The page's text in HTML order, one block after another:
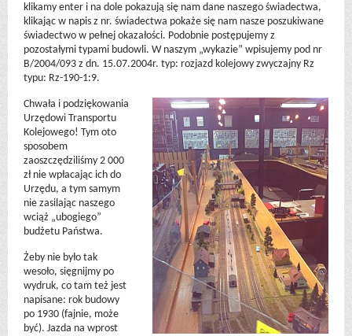
klikamy enter i na dole pokazują się nam dane naszego świadectwa,
klikając w napis z nr. świadectwa pokaże się nam nasze poszukiwane
świadectwo w pełnej okazałości. Podobnie postępujemy z
pozostałymi typami budowli. W naszym „wykazie” wpisujemy pod nr
B/2004/093 z dn. 15.07.2004r. typ: rozjazd kolejowy zwyczajny Rz
typu: Rz-190-1:9.
Chwała i podziękowania
Urzędowi Transportu
Kolejowego! Tym oto
sposobem
zaoszczędziliśmy 2 000
zł nie wpłacając ich do
Urzędu, a tym samym
nie zasilając naszego
wciąż „ubogiego”
budżetu Państwa.
Żeby nie było tak
wesoło, sięgnijmy po
wydruk, co tam też jest
napisane: rok budowy
po 1930 (fajnie, może
być). Jazda na wprost